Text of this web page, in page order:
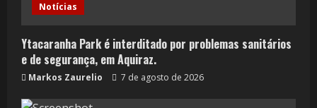
Notícias
Ytacaranha Park é interditado por problemas sanitários
e de segurança, em Aquiraz.
Markos Zaurelio 7 de agosto de 2026